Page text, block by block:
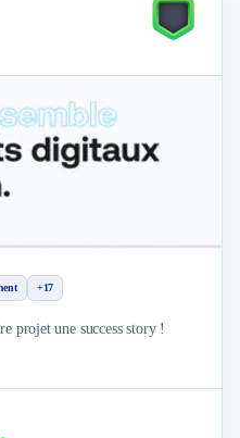
+17
projet une success story !